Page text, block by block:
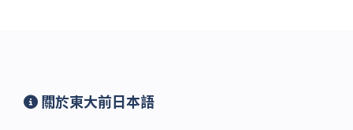
關於東大前日本語